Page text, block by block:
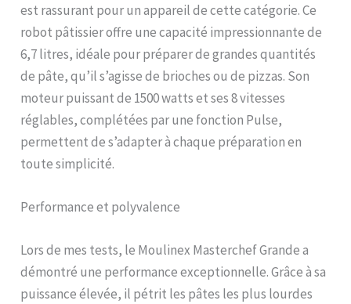
accessoires fournis en
option : blender, découpe
légumes, hachoir à viande,
et robot multifonction
REPARABILITE 15 ANS AU
JUSTE PRIX : engagement
de réparabilité 15 ans au
juste prix grâce à notre
réseau de 6200
l’environnement et à la
est rassurant pour un appareil de cette catégorie. Ce
robot pâtissier offre une capacité impressionnante de
6,7 litres, idéale pour préparer de grandes quantités
de pâte, qu’il s’agisse de brioches ou de pizzas. Son
moteur puissant de 1500 watts et ses 8 vitesses
réglables, complétées par une fonction Pulse,
permettent de s’adapter à chaque préparation en
toute simplicité.
Performance et polyvalence
Lors de mes tests, le Moulinex Masterchef Grande a
démontré une performance exceptionnelle. Grâce à sa
puissance élevée, il pétrit les pâtes les plus lourdes